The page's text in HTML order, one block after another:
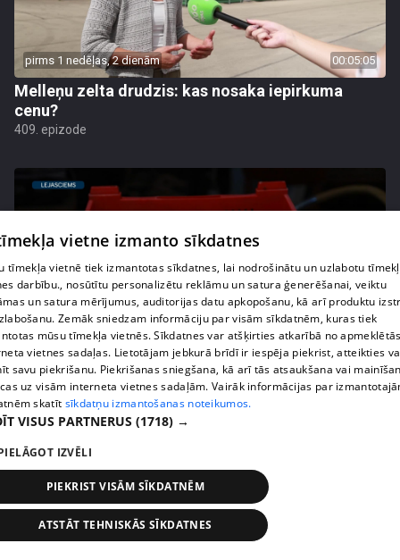
pirms 1 nedēļas, 2 dienām 00:05:05
Melleņu zelta drudzis: kas nosaka iepirkuma
cenu?
409. epizode
pirms 1 nedēļas, 2 dienām 00:02:49
Ogas un sēnes šogad dārgākas, bet uzpirkšanas
punktos to krietni mazāk
409. epizode
vietne izmanto sīkdatnes
tīmekļa vietnē tiek izmantotas sīkdatnes, lai nodrošinātu un uzlabotu
darbību., nosūtītu personalizētu reklāmu un satura ģenerēšanai, veiktu
un satura mērījumus, auditorijas datu apkopošanu, kā arī produktu
Zemāk sniedzam informāciju par visām sīkdatnēm, kuras tiek
mūsu tīmekļa vietnēs. Sīkdatnes var atšķirties atkarībā no
vietnes sadaļas. Lietotājam jebkurā brīdī ir iespēja piekrist, atteikties
savu piekrišanu. Piekrišanas sniegšana, kā arī tās atsaukšana vai
uz visām interneta vietnes sadaļām. Vairāk informācijas par
skatīt sīkdatņu izmantošanas noteikumos.
VISUS PARTNERUS (1718) →
IZVĒLI
PIEKRIST VISĀM SĪKDATNĒM
ATSTĀT TEHNISKĀS SĪKDATNES